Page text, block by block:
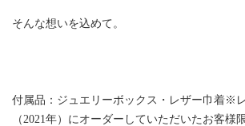
そんな想いを込めて。
付属品：ジュエリーボックス・レザー巾着※
（2021年）にオーダーしていただいたお客様